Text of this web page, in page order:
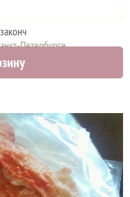
Петербурге